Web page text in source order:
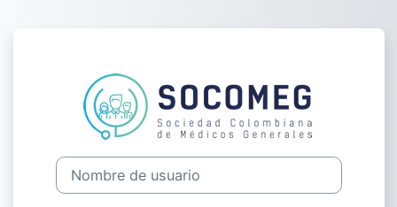
Entrar a AULA
Nombre de usuario